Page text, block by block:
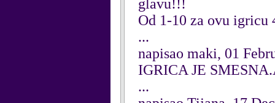
glavu!!!
Od 1-10 za ovu igricu
...
napisao maki, 01
IGRICA JE
...